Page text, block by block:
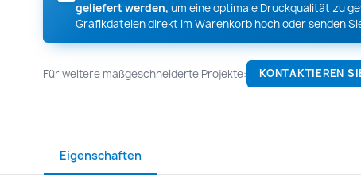
geliefert werden, um eine optimale Druckqualität zu
Grafikdateien direkt im Warenkorb hoch oder senden
Für weitere maßgeschneiderte Projekte: KONTAKTIEREN
Eigenschaften